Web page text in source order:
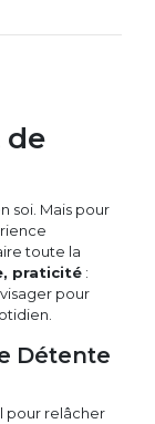
de
soi. Mais pour
toute la
praticité :
pour
Détente
pour relâcher